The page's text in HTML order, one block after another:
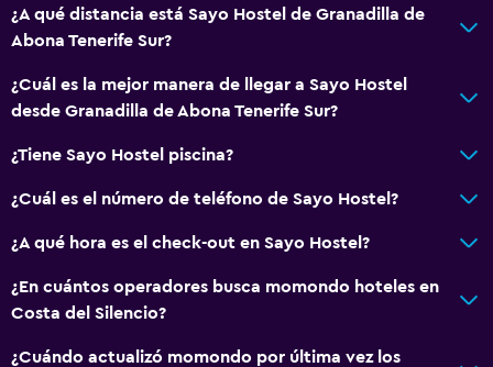
¿A qué distancia está Sayo Hostel de Granadilla de
Abona Tenerife Sur?
¿Cuál es la mejor manera de llegar a Sayo Hostel
desde Granadilla de Abona Tenerife Sur?
¿Tiene Sayo Hostel piscina?
¿Cuál es el número de teléfono de Sayo Hostel?
¿A qué hora es el check-out en Sayo Hostel?
¿En cuántos operadores busca momondo hoteles en
Costa del Silencio?
¿Cuándo actualizó momondo por última vez los